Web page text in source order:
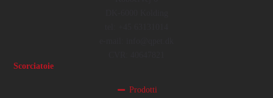
Scorciatoie
Prodotti